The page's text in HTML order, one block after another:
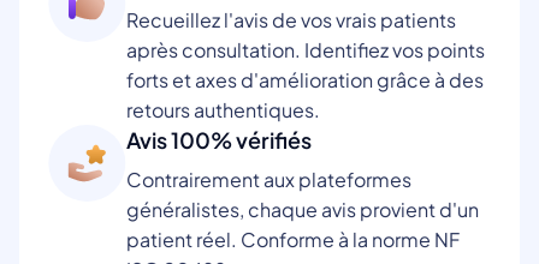
Recueillez l'avis de vos vrais patients
après consultation. Identifiez vos points
forts et axes d'amélioration grâce à des
retours authentiques.
Avis 100% vérifiés
Contrairement aux plateformes
généralistes, chaque avis provient d'un
patient réel. Conforme à la norme NF